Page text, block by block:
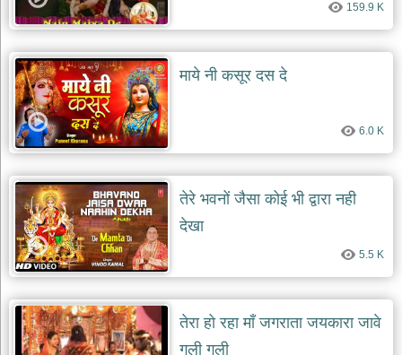
शनि
देव
भजन
shani
dev
bhajans
आज
का
भजन
bhajan
of
the
day
भजन
जोड़ें
add
bhajans
159.9 K
माये नी कसूर दस दे
6.0 K
तेरे भवनों जैसा कोई भी द्वारा नही
देखा
5.5 K
तेरा हो रहा माँ जगराता जयकारा जावे
गली गली